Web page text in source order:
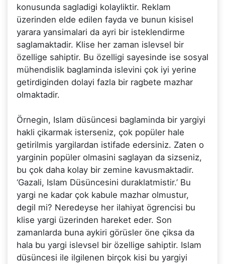
konusunda sagladigi kolayliktir. Reklam
üzerinden elde edilen fayda ve bunun kisisel
yarara yansimalari da ayri bir isteklendirme
saglamaktadir. Klise her zaman islevsel bir
özellige sahiptir. Bu özelligi sayesinde ise sosyal
mühendislik baglaminda islevini çok iyi yerine
getirdiginden dolayi fazla bir ragbete mazhar
olmaktadir.
Örnegin, Islam düsüncesi baglaminda bir yargiyi
hakli çikarmak isterseniz, çok popüler hale
getirilmis yargilardan istifade edersiniz. Zaten o
yarginin popüler olmasini saglayan da sizseniz,
bu çok daha kolay bir zemine kavusmaktadir.
‘Gazali, Islam Düsüncesini duraklatmistir.’ Bu
yargi ne kadar çok kabule mazhar olmustur,
degil mi? Neredeyse her ilahiyat ögrencisi bu
klise yargi üzerinden hareket eder. Son
zamanlarda buna aykiri görüsler öne çiksa da
hala bu yargi islevsel bir özellige sahiptir. Islam
düsüncesi ile ilgilenen birçok kisi bu yargiyi